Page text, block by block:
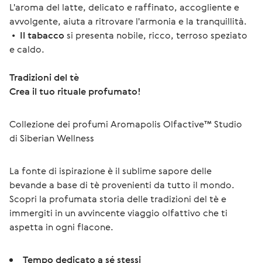
L'aroma del latte, delicato e raffinato, accogliente e
avvolgente, aiuta a ritrovare l'armonia e la tranquillità.
• Il tabacco si presenta nobile, ricco, terroso speziato
e caldo.
Tradizioni del tè
Crea il tuo rituale profumato!
Collezione dei profumi Aromapolis Olfactive™ Studio
di Siberian Wellness
La fonte di ispirazione è il sublime sapore delle
bevande a base di tè provenienti da tutto il mondo.
Scopri la profumata storia delle tradizioni del tè e
immergiti in un avvincente viaggio olfattivo che ti
aspetta in ogni flacone.
Tempo dedicato a sé stessi